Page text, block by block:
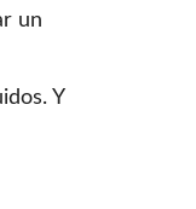
un
Y